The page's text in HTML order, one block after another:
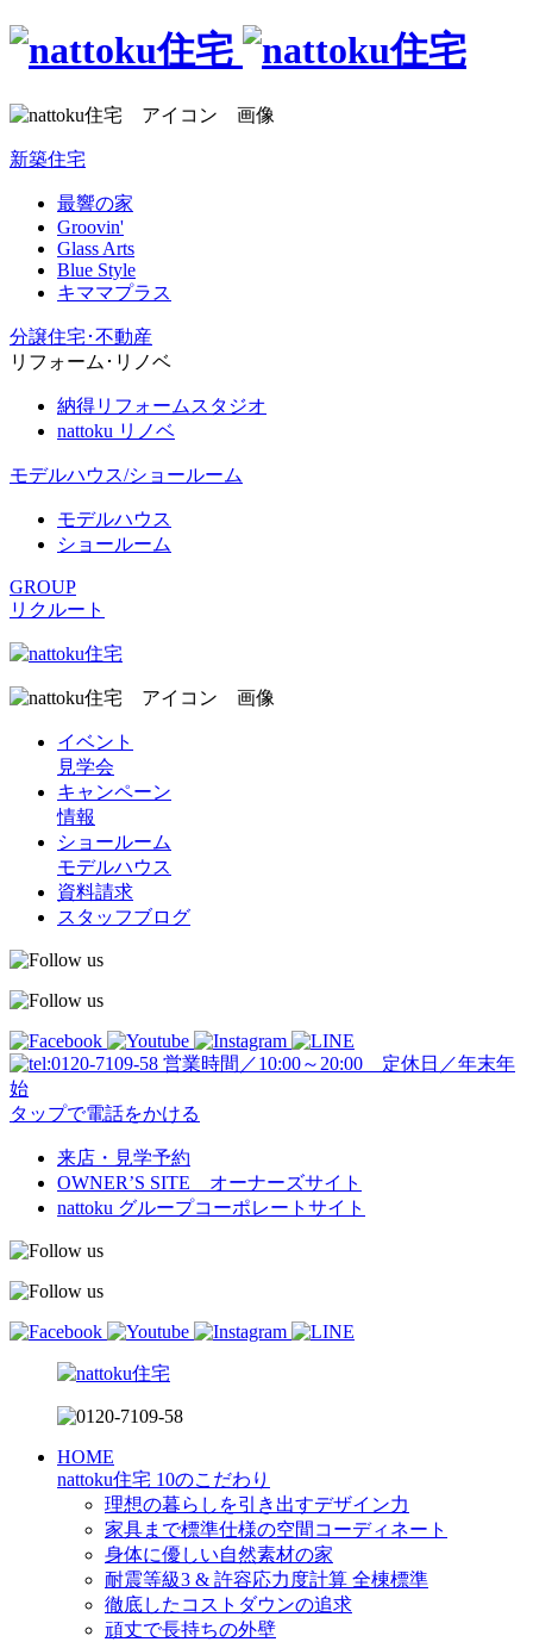
新築住宅
最響の家
Groovin'
Glass Arts
Blue Style
キママプラス
分譲住宅･不動産
リフォーム･リノベ
納得リフォームスタジオ
nattoku リノベ
モデルハウス/ショールーム
モデルハウス
ショールーム
GROUP
リクルート
イベント
見学会
キャンペーン
情報
ショールーム
モデルハウス
資料請求
スタッフブログ
営業時間／10:00～20:00 定休日／年末年
始
タップで電話をかける
来店・見学予約
OWNER’S SITE オーナーズサイト
nattoku グループコーポレートサイト
HOME
nattoku住宅 10のこだわり
理想の暮らしを引き出すデザイン力
家具まで標準仕様の空間コーディネート
身体に優しい自然素材の家
耐震等級3 & 許容応力度計算 全棟標準
徹底したコストダウンの追求
頑丈で長持ちの外壁